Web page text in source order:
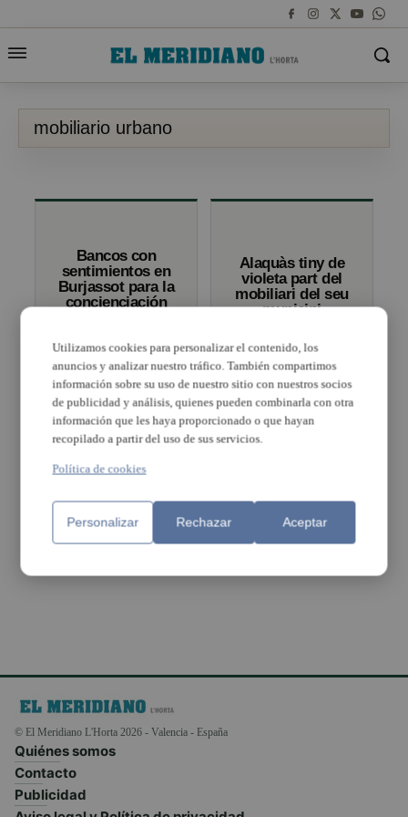
mobiliario urbano
Bancos con
sentimientos en
Burjassot para la
concienciación
Alaquàs tiny de
violeta part del
mobiliari del seu
municipi
Paterna pondrá
los precios de
papeleras para
respeto al
mobiliario
© El Meridiano L'Horta 2026 - Valencia - España
Quiénes somos
Contacto
Publicidad
Utilizamos cookies para personalizar el contenido, los
anuncios y analizar nuestro tráfico. También compartimos
información sobre su uso de nuestro sitio con nuestros socios
de publicidad y análisis, quienes pueden combinarla con otra
información que les haya proporcionado o que hayan
recopilado a partir del uso de sus servicios.
Política de cookies
Personalizar Rechazar Aceptar